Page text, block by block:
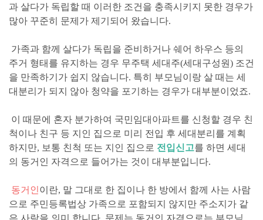
과 살다가 독립할 때 이러한 조건을 충족시키지 못한 경우가
많아 꾸준히 문제가 제기되어 왔습니다.
가족과 함께 살다가 독립을 준비하거나 쉐어 하우스 등의
주거 형태를 유지하는 경우 무주택 세대주(세대구성원) 조건
을 만족하기가 쉽지 않습니다. 특히 부모님이랑 살 때는 세
대분리가 되지 않아 청약을 포기하는 경우가 대부분이었죠.
이 때문에 혼자 분가하여 국민임대아파트를 신청할 경우 친
척이나 친구 등 지인 집으로 미리 전입 후 세대분리를 계획
하지만, 보통 친척 또는 지인 집으로 전입신고를 하면 세대
의 동거인 자격으로 들어가는 것이 대부분입니다.
동거인 이란, 말 그대로 한 집이나 한 방에서 함께 사는 사람
으로 주민등록법상 가족으로 포함되지 않지만 주소지가 같
은 사람을 의미 합니다. 문제는 동거인 자격으로는 부모님